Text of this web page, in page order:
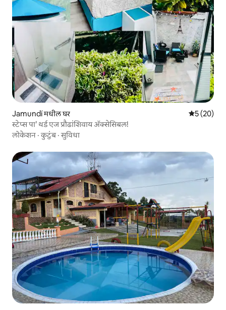
Jamundí मधील घर 5 पैकी 5
5 (20)
स्टेप्स पा’ थर्ड एज प्रौढांशिवाय ॲक्सेसिबल!
लोकेशन ·कुटुंब·सुविधा